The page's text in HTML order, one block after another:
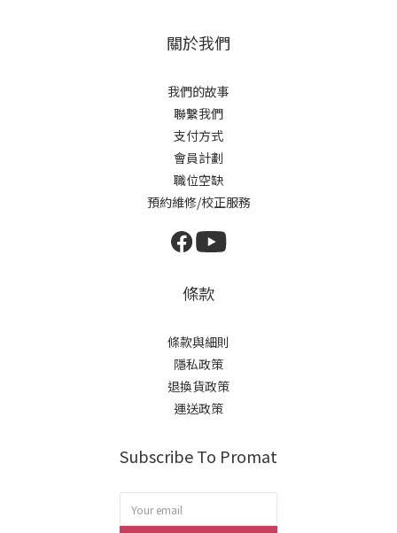
關於我們
我們的故事
聯繫我們
支付方式
會員計劃
職位空缺
預約維修/校正服務
條款
條款與細則
隱私政策
退換貨政策
運送政策
Subscribe To Promat